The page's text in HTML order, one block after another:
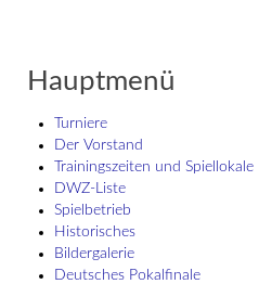
Hauptmenü
Turniere
Der Vorstand
Trainingszeiten und Spiellokale
DWZ-Liste
Spielbetrieb
Historisches
Bildergalerie
Deutsches Pokalfinale